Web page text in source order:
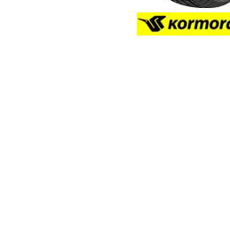
anzeigen